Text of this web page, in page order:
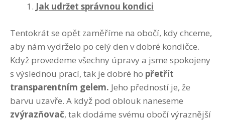
Jak udržet správnou kondici
Tentokrát se opět zaměříme na obočí, kdy chceme,
aby nám vydrželo po celý den v dobré kondičce.
Když provedeme všechny úpravy a jsme spokojeny
s výslednou prací, tak je dobré ho přetřít
transparentním gelem. Jeho předností je, že
barvu uzavře. A když pod oblouk naneseme
zvýrazňovač, tak dodáme svému obočí výraznější